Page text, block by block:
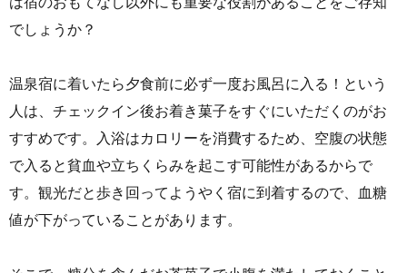
でしょうか？
温泉宿に着いたら夕食前に必ず一度お風呂に入る！という
人は、チェックイン後お着き菓子をすぐにいただくのがお
すすめです。入浴はカロリーを消費するため、空腹の状態
で入ると貧血や立ちくらみを起こす可能性があるからで
す。観光だと歩き回ってようやく宿に到着するので、血糖
値が下がっていることがあります。